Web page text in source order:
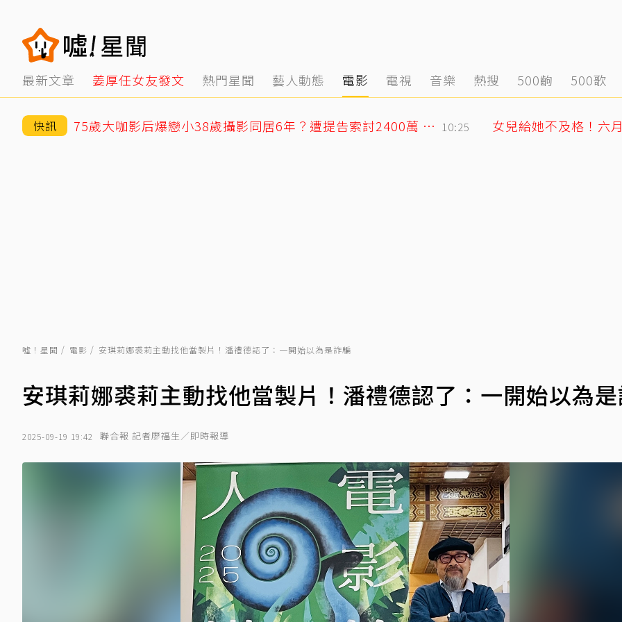
最新文章 姜厚任女友發文 熱門星聞 藝人動態 電影 電視 音樂 熱搜 500齣 500歌
快訊 75歲大咖影后爆戀小38歲攝影同居6年？遭提告索討2400萬 硬氣反擊絕不給 10:25 女兒給她不及格！六
噓！星聞 電影 安琪莉娜裘莉主動找他當製片！潘禮德認了：一開始以為是詐騙
安琪莉娜裘莉主動找他當製片！潘禮德認了：一開始以為
2025-09-19 19:42 聯合報 記者廖福生／即時報導